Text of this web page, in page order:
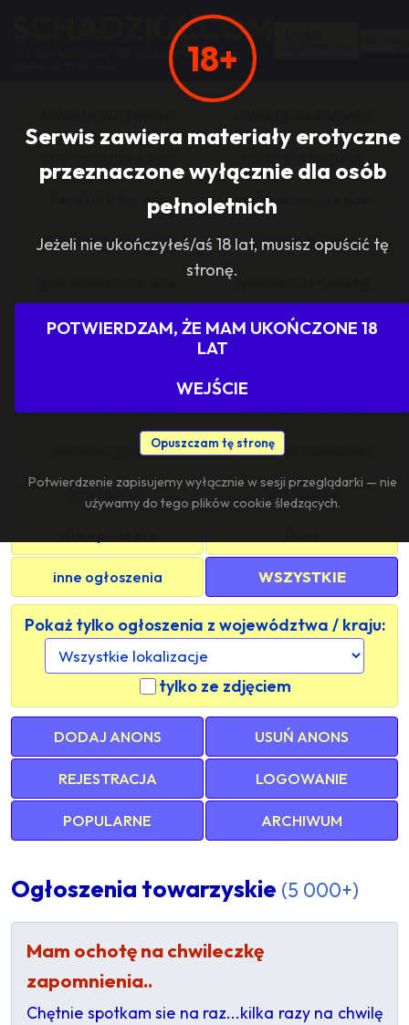
18+
Serwis zawiera materiały erotyczne
przeznaczone wyłącznie dla osób
pełnoletnich
Jeżeli nie ukończyłeś/aś 18 lat, musisz opuścić tę
stronę.
POTWIERDZAM, ŻE MAM UKOŃCZONE 18
LAT
WEJŚCIE
Opuszczam tę stronę
Potwierdzenie zapisujemy wyłącznie w sesji przeglądarki — nie
używamy do tego plików cookie śledzących.
SCHADZKA.COM
267 053 anonsów, 352 006 użytkowników,
facet dla faceta matrymonialne pan
zasponsoruj panią sponsor dla pani
sponsoring grupy agencje towarzyskie
grupowo i odlotowo grupa szuka pani
pan szuka grupy znajomość sieciowa
s/m - grupy s/m - panie
inne ogłoszenia WSZYSTKIE
Pokaż tylko ogłoszenia z województwa / kraju:
tylko ze zdjęciem
DODAJ ANONS USUŃ ANONS
REJESTRACJA LOGOWANIE
POPULARNE ARCHIWUM
Ogłoszenia towarzyskie (5 000+)
Mam ochotę na chwileczkę
zapomnienia..
Chętnie spotkam sie na raz...kilka razy na chwilę